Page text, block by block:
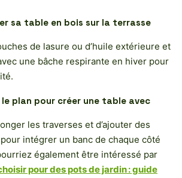
sa table en bois sur la terrasse
de lasure ou d’huile extérieure et
une bâche respirante en hiver pour
plan pour créer une table avec
les traverses et d’ajouter des
intégrer un banc de chaque côté
également être intéressé par
pour des pots de jardin : guide